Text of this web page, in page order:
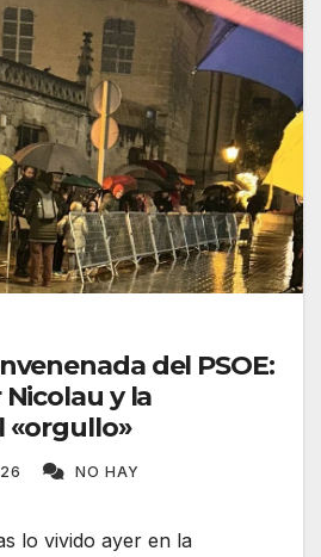
del PSOE:
y la
«orgullo»
NO HAY
lo vivido ayer en la